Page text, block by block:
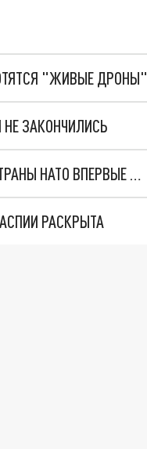
"ЖИВЫЕ ДРОНЫ"
ЗАКОНЧИЛИСЬ
"ОЧЕНЬ ПЛОХИЕ НОВОСТИ": БОЛЬШАЯ ОШИБКА PALANTIR В РОССИИ. СТРАНЫ НАТО ВПЕРВЫЕ ЗА СВО ОСТАНОВИЛИ ПОСТАВКИ ОРУЖИЯ. ВСУ ТЕРЯЮТ ПРИГРАНИЧЬЕ?
РАСКРЫТА